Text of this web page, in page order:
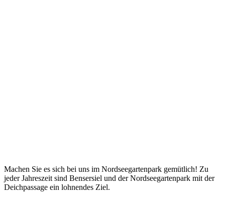
Machen Sie es sich bei uns im Nordseegartenpark gemütlich! Zu
jeder Jahreszeit sind Bensersiel und der Nordseegartenpark mit der
Deichpassage ein lohnendes Ziel.